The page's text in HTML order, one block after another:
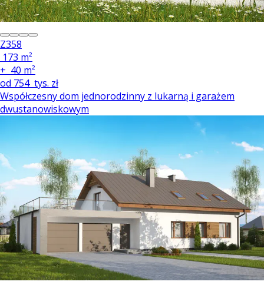
Z358
173 m²
+ 40 m²
od 754 tys. zł
Współczesny dom jednorodzinny z lukarną i garażem
dwustanowiskowym